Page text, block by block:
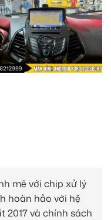
mẽ với chip xử lý
hoàn hảo với hệ
2017 và chính sách